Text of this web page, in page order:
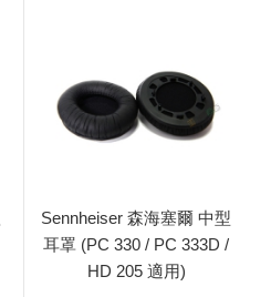
Sennheiser 森海塞爾 中型
耳罩 (PC 330 / PC 333D /
HD 205 適用)